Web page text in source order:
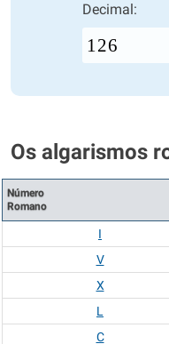
Decimal:
Os algarismos
Número
Romano
I
V
X
L
C